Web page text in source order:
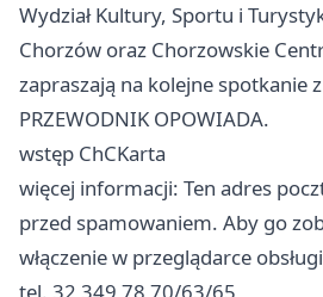
Wydział Kultury, Sportu i
Chorzów oraz Chorzowskie
zapraszają na kolejne spotkanie
PRZEWODNIK OPOWIADA.
wstęp ChCKarta
więcej informacji: Ten adres
przed spamowaniem. Aby go
włączenie w przeglądarce